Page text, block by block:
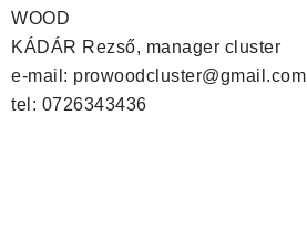
WOOD
KÁDÁR Rezső, manager cluster
e-mail: prowoodcluster@gmail.com
tel: 0726343436